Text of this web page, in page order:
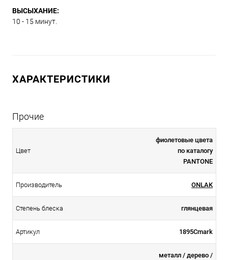
ВЫСЫХАНИЕ:
10 - 15 минут.
ХАРАКТЕРИСТИКИ
Прочие
Цвет
фиолетовые цвета
по каталогу
PANTONE
Производитель ONLAK
Степень блеска глянцевая
Артикул 1895Cmark
металл / дерево /